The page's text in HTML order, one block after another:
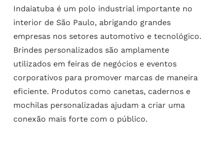
Indaiatuba é um polo industrial importante no
interior de São Paulo, abrigando grandes
empresas nos setores automotivo e tecnológico.
Brindes personalizados são amplamente
utilizados em feiras de negócios e eventos
corporativos para promover marcas de maneira
eficiente. Produtos como canetas, cadernos e
mochilas personalizadas ajudam a criar uma
conexão mais forte com o público.